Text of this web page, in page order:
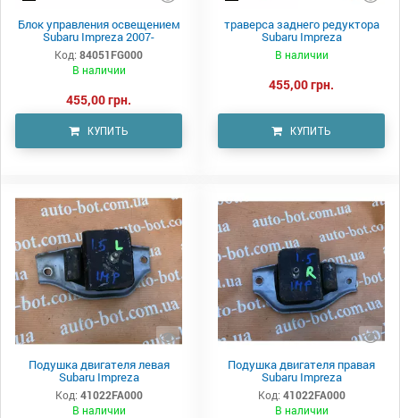
Блок управления освещением
Subaru Impreza 2007-
Код: 84051FG000
В наличии
455,00 грн.
КУПИТЬ
траверса заднего редуктора
Subaru Impreza
В наличии
455,00 грн.
КУПИТЬ
Подушка двигателя левая
Subaru Impreza
Код: 41022FA000
В наличии
Подушка двигателя правая
Subaru Impreza
Код: 41022FA000
В наличии